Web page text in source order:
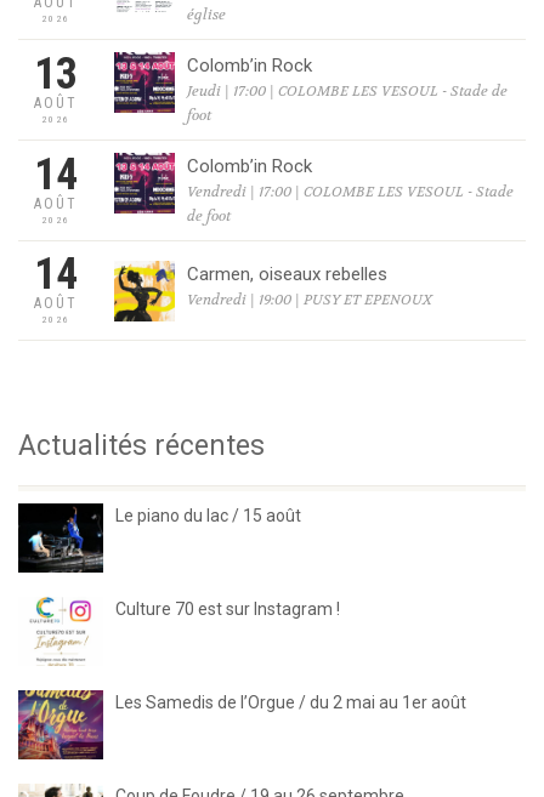
2026
église
13
AOÛT
2026
Colomb’in Rock
Jeudi | 17:00 | COLOMBE LES VESOUL - Stade de
foot
14
AOÛT
2026
Colomb’in Rock
Vendredi | 17:00 | COLOMBE LES VESOUL - Stade
de foot
14
AOÛT
2026
Carmen, oiseaux rebelles
Vendredi | 19:00 | PUSY ET EPENOUX
Actualités récentes
Le piano du lac / 15 août
Culture 70 est sur Instagram !
Les Samedis de l’Orgue / du 2 mai au 1er août